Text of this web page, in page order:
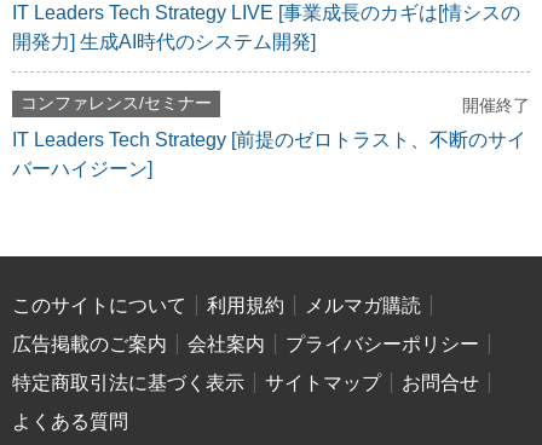
IT Leaders Tech Strategy LIVE [事業成長のカギは[情シスの
開発力] 生成AI時代のシステム開発]
コンファレンス/セミナー 開催終了
IT Leaders Tech Strategy [前提のゼロトラスト、不断のサイ
バーハイジーン]
このサイトについて 利用規約
メルマガ購読
広告掲載のご案内
会社案内
プライバシーポリシー
特定商取引法に基づく表示
サイトマップ
お問合せ
よくある質問